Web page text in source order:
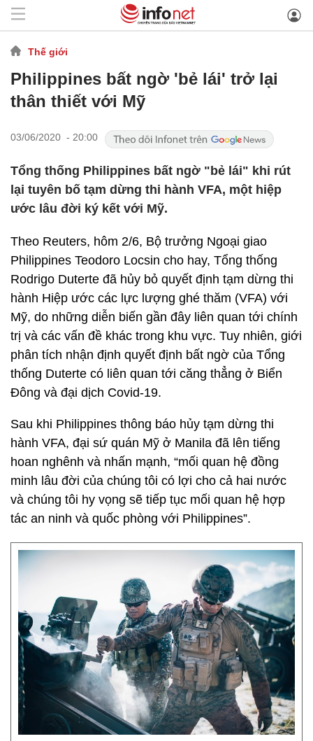
Thế giới
Philippines bất ngờ 'bẻ lái' trở lại
thân thiết với Mỹ
03/06/2020 - 20:00
Tổng thống Philippines bất ngờ "bẻ lái" khi rút
lại tuyên bố tạm dừng thi hành VFA, một hiệp
ước lâu đời ký kết với Mỹ.
Theo Reuters, hôm 2/6, Bộ trưởng Ngoại giao
Philippines Teodoro Locsin cho hay, Tổng thống
Rodrigo Duterte đã hủy bỏ quyết định tạm dừng thi
hành Hiệp ước các lực lượng ghé thăm (VFA) với
Mỹ, do những diễn biến gần đây liên quan tới chính
trị và các vấn đề khác trong khu vực. Tuy nhiên, giới
phân tích nhận định quyết định bất ngờ của Tổng
thống Duterte có liên quan tới căng thẳng ở Biển
Đông và đại dịch Covid-19.
Sau khi Philippines thông báo hủy tạm dừng thi
hành VFA, đại sứ quán Mỹ ở Manila đã lên tiếng
hoan nghênh và nhấn mạnh, “mối quan hệ đồng
minh lâu đời của chúng tôi có lợi cho cả hai nước
và chúng tôi hy vọng sẽ tiếp tục mối quan hệ hợp
tác an ninh và quốc phòng với Philippines”.